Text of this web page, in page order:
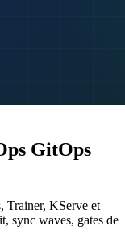
GitOps
Trainer, KServe et
sync waves, gates de